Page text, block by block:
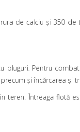
de calciu şi 350 de
pluguri. Pentru
şi încărcarea şi
teren. Întreaga flotă